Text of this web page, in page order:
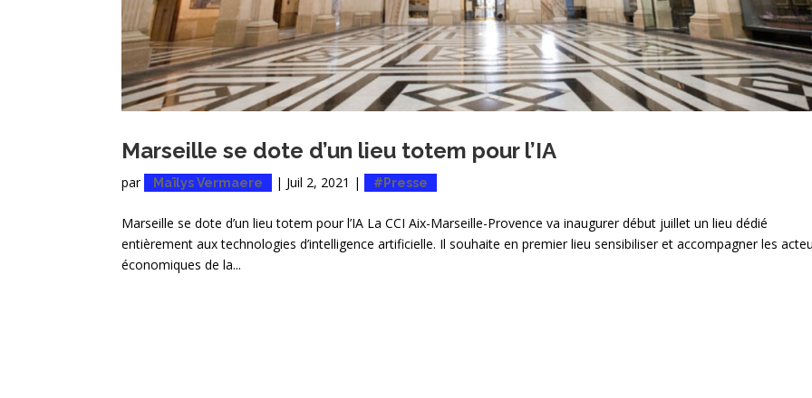
Marseille se dote d’un lieu totem pour l’IA
par Maïlys Vermaere | Juil 2, 2021 | #Presse
Marseille se dote d’un lieu totem pour l’IA La CCI Aix-Marseille-Provence va inaugurer début juillet un lieu dédié
entièrement aux technologies d’intelligence artificielle. Il souhaite en premier lieu sensibiliser et accompagner les
économiques de la...